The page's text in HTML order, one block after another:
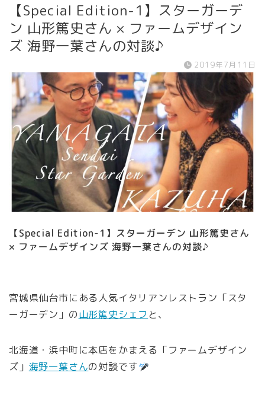
【Special Edition-1】スターガーデ
ン 山形篤史さん × ファームデザイン
ズ 海野一葉さんの対談♪
2019年7月11日
【Special Edition-1】スターガーデン 山形篤史さん
× ファームデザインズ 海野一葉さんの対談♪
宮城県仙台市にある人気イタリアンレストラン「スタ
ーガーデン」の山形篤史シェフ と、
北海道・浜中町に本店をかまえる「ファームデザイン
ズ」 海野一葉さんの対談です